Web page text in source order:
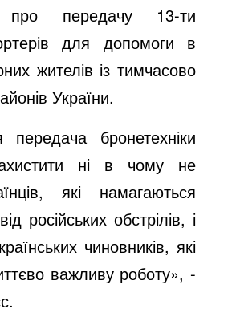
про передачу 13-ти
для допомоги в
жителів із тимчасово
України.
бронетехніки
ні в чому не
які намагаються
російських обстрілів, і
чиновників, які
важливу роботу», -